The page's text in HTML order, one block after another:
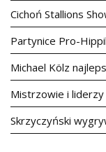
Cichoń Stallions
Partynice Pro-
Michael Kölz
Mistrzowie i liderzy
Skrzyczyński